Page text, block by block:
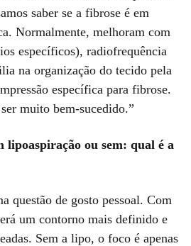
saber se a fibrose é em
Normalmente, melhoram com
específicos), radiofrequência
na organização do tecido pela
específica para fibrose.
muito bem-sucedido.”
lipoaspiração ou sem: qual é a
questão de gosto pessoal. Com
um contorno mais definido e
Sem a lipo, o foco é apenas